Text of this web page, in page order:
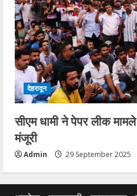
देहरादून
सीएम धामी ने पेपर लीक
मंजूरी
Admin 29 September 2025